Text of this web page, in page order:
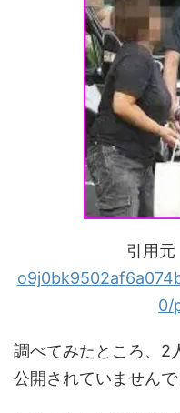
引用元
0/
調べてみたところ、2
公開されていませんで